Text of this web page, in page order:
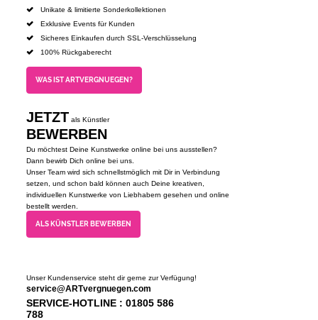
Unikate & limitierte Sonderkollektionen
Exklusive Events für Kunden
Sicheres Einkaufen durch SSL-Verschlüsselung
100% Rückgaberecht
WAS IST ARTVERGNUEGEN?
JETZT als Künstler
BEWERBEN
Du möchtest Deine Kunstwerke online bei uns ausstellen?
Dann bewirb Dich online bei uns.
Unser Team wird sich schnellstmöglich mit Dir in Verbindung
setzen, und schon bald können auch Deine kreativen,
individuellen Kunstwerke von Liebhabern gesehen und online
bestellt werden.
ALS KÜNSTLER BEWERBEN
Unser Kundenservice steht dir gerne zur Verfügung!
service@ARTvergnuegen.com
SERVICE-HOTLINE : 01805 586
788